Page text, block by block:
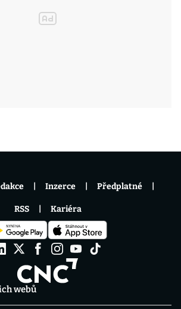
webů
Inzerce Předplatné
RSS Kariéra